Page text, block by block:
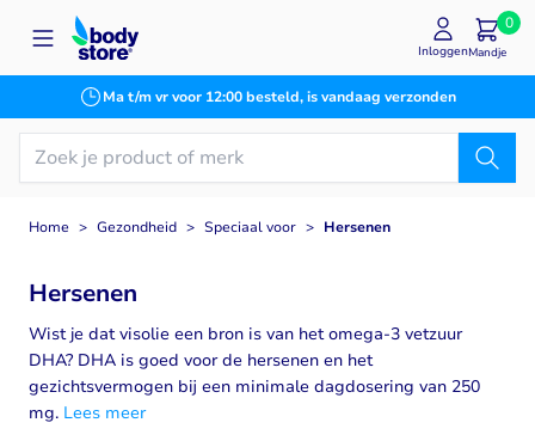
Ga naar de inhoud
Ma t/m vr voor 12:00 besteld, is vandaag verzonden
InloggenMandje
0
Home > Gezondheid > Speciaal voor > Hersenen
Hersenen
Wist je dat visolie een bron is van het omega-3 vetzuur
DHA? DHA is goed voor de hersenen en het
gezichtsvermogen bij een minimale dagdosering van 250
mg. Lees meer